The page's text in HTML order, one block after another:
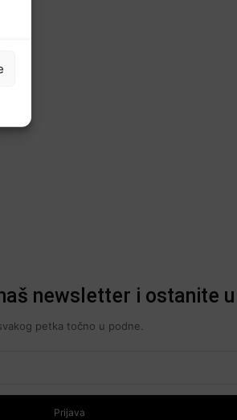
newsletter i ostanite
petka točno u podne.
Prijava